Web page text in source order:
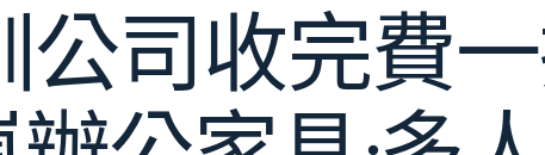
公司收完費